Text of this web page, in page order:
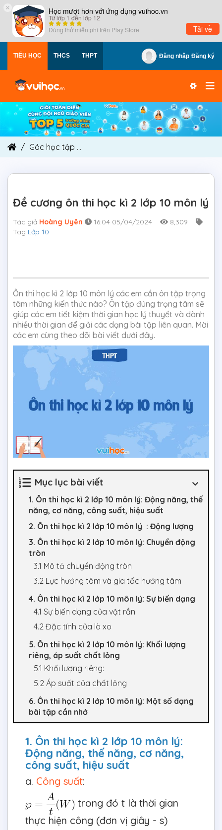
× Học mượt hơn với ứng dụng vuihoc.vn
Từ lớp 1 đến lớp 12
Dùng thử miễn phí trên Play Store Tải về
TIỂU HỌC THCS THPT Đăng nhập Đăng ký
Góc học tập
Đề cương ôn thi học kì 2 lớp 10 môn lý
Tác giả Hoàng Uyên 16:04 05/04/2024
8,309
Tag Lớp 10
Ôn thi học kì 2 lớp 10 môn lý các em cần ôn tập trọng
tâm những kiến thức nào? Ôn tập đúng trọng tâm sẽ
giúp các em tiết kiệm thời gian học lý thuyết và dành
nhiều thời gian để giải các dạng bài tập liên quan. Mời
các em cùng theo dõi bài viết dưới đây.
Mục lục bài viết
1. Ôn thi học kì 2 lớp 10 môn lý: Động năng, thế
năng, cơ năng, công suất, hiệu suất
2. Ôn thi học kì 2 lớp 10 môn lý : Động lượng
3. Ôn thi học kì 2 lớp 10 môn lý: Chuyển động
tròn
3.1 Mô tả chuyển động tròn
3.2 Lực hướng tâm và gia tốc hướng tâm
4. Ôn thi học kì 2 lớp 10 môn lý: Sự biến dạng
4.1 Sự biến dạng của vật rắn
4.2 Đặc tính của lò xo
5. Ôn thi học kì 2 lớp 10 môn lý: Khối lượng
riêng, áp suất chất lỏng
5.1 Khối lượng riêng:
5.2 Áp suất của chất lỏng
6. Ôn thi học kì 2 lớp 10 môn lý: Một số dạng
bài tập cần nhớ
1. Ôn thi học kì 2 lớp 10 môn lý:
Động năng, thế năng, cơ năng,
công suất, hiệu suất
a. Công suất:
trong đó t là thời gian
thực hiện công (đơn vị giây - s)